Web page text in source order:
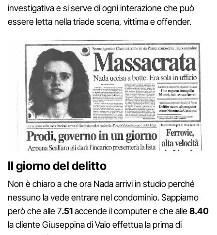
investigativa e si serve di ogni interazione che può
essere letta nella triade scena, vittima e offender.
Il giorno del delitto
Non è chiaro a che ora Nada arrivi in studio perché
nessuno la vede entrare nel condominio. Sappiamo
però che alle 7.51accende il computer e che alle8.40
la cliente Giuseppina di Vaio effettua la prima di